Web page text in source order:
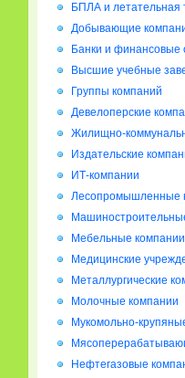
БПЛА и летательная
Добывающие
Банки и финансовые
Высшие учебные
Группы компаний
Девелоперские
Жилищно-
Издательские
ИТ-компании
Лесопромышленные
Мебельные компании
Медицинские
Металлургические
Молочные компании
Мукомольно-
Нефтегазовые